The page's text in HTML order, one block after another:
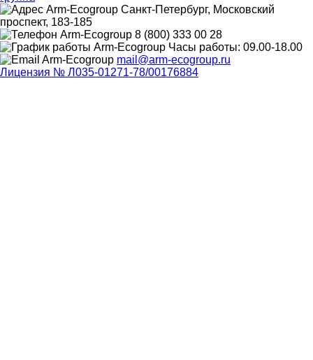
Санкт-Петербург, Московский
проспект, 183-185
8 (800) 333 00 28
Часы работы: 09.00-18.00
mail@arm-ecogroup.ru
Лицензия № Л035-01271-78/00176884